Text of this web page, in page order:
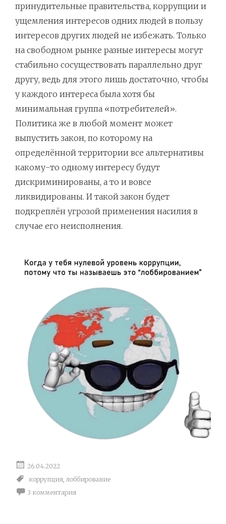
принудительные правительства, коррупции и
ущемления интересов одних людей в пользу
интересов других людей не избежать. Только
на свободном рынке разные интересы могут
стабильно сосуществовать параллельно друг
другу, ведь для этого лишь достаточно, чтобы
у каждого интереса была хотя бы
минимальная группа «потребителей».
Политика же в любой момент может
выпустить закон, по которому на
определённой территории все альтернативы
какому-то одному интересу будут
дискриминированы, а то и вовсе
ликвидированы. И такой закон будет
подкреплён угрозой применения насилия в
случае его неисполнения.
26.04.2022
коррупция, лоббирование
3 комментария